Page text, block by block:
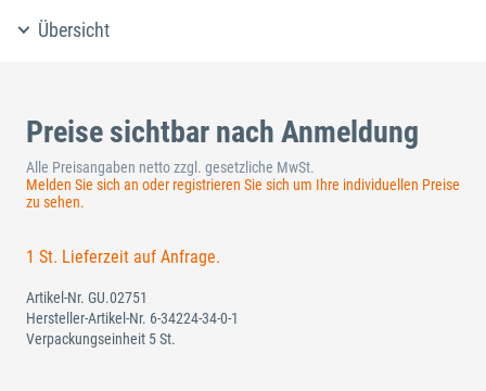
Übersicht
Preise sichtbar nach Anmeldung
Alle Preisangaben netto zzgl. gesetzliche MwSt.
Melden Sie sich an oder registrieren Sie sich um Ihre individuellen Preise
zu sehen.
1 St. Lieferzeit auf Anfrage.
Artikel-Nr. GU.02751
Hersteller-Artikel-Nr. 6-34224-34-0-1
Verpackungseinheit 5 St.